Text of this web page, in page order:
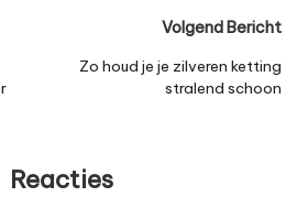
Volgend Bericht
Zo houd je je zilveren ketting
stralend schoon
Reacties